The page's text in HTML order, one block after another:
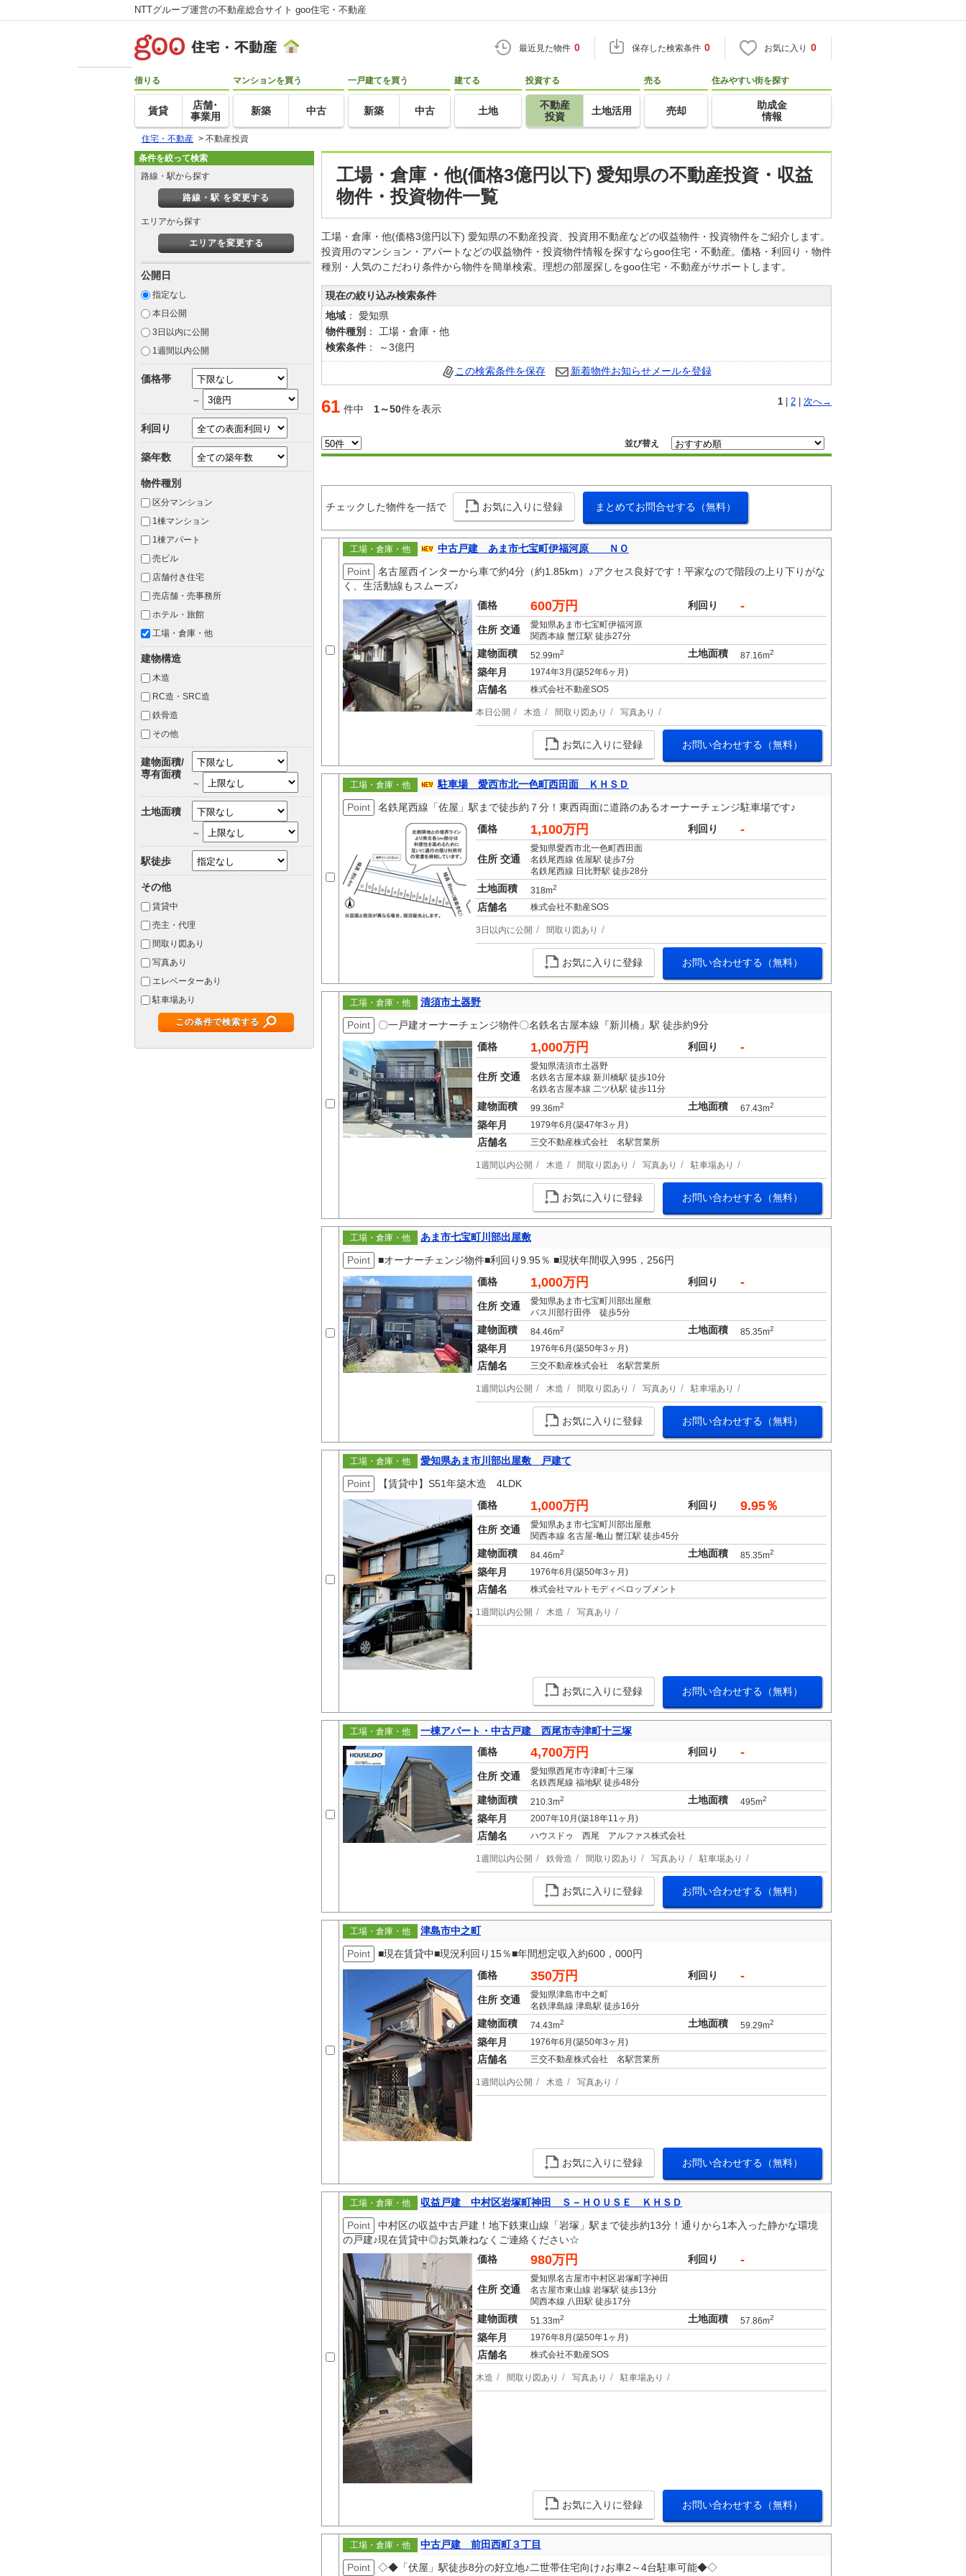
NTTグループ運営の不動産総合サイト goo住宅・不動産
最近見た物件 0 保存した検索条件 0 お気に入り 0
借りる
賃貸
店舗･
事業用
マンションを買う
新築 中古
一戸建てを買う
新築 中古
建てる
土地
投資する
不動産
投資
土地活用
売る
売却
住みやすい街を探す
助成金
情報
住宅・不動産 > 不動産投資
工場・倉庫・他(価格3億円以下) 愛知県の不動産投資・収益
物件・投資物件一覧
工場・倉庫・他(価格3億円以下) 愛知県の不動産投資、投資用不動産などの収益物件・投資物件をご紹介します。
投資用のマンション・アパートなどの収益物件・投資物件情報を探すならgoo住宅・不動産。価格・利回り・物件
種別・人気のこだわり条件から物件を簡単検索。理想の部屋探しをgoo住宅・不動産がサポートします。
現在の絞り込み検索条件
地域 ： 愛知県
物件種別 ： 工場・倉庫・他
検索条件 ： ～3億円
この検索条件を保存 新着物件お知らせメールを登録
61 件中 1～50件を表示
1 2 次へ→
並び替え
チェックした物件を一括で お気に入りに登録 まとめてお問合せする（無料）
工場・倉庫・他
中古戸建 あま市七宝町伊福河原 ＮＯ
Point
名古屋西インターから車で約4分（約1.85km）♪アクセス良好です！平家なので階段の上り下りがな
く、生活動線もスムーズ♪
価格
600万円 利回り -
住所 交通
愛知県あま市七宝町伊福河原
関西本線 蟹江駅 徒歩27分
建物面積 52.99m2 土地面積 87.16m2
築年月 1974年3月(築52年6ヶ月)
店舗名 株式会社不動産SOS
本日公開 木造 間取り図あり 写真あり
お気に入りに登録 お問い合わせする（無料）
工場・倉庫・他
駐車場 愛西市北一色町西田面 ＫＨＳＤ
Point
名鉄尾西線「佐屋」駅まで徒歩約７分！東西両面に道路のあるオーナーチェンジ駐車場です♪
価格
1,100万円 利回り -
住所 交通
愛知県愛西市北一色町西田面
名鉄尾西線 佐屋駅 徒歩7分
名鉄尾西線 日比野駅 徒歩28分
土地面積 318m2
店舗名 株式会社不動産SOS
3日以内に公開 間取り図あり
お気に入りに登録 お問い合わせする（無料）
工場・倉庫・他
清須市土器野
Point
〇一戸建オーナーチェンジ物件〇名鉄名古屋本線『新川橋』駅 徒歩約9分
価格
1,000万円 利回り -
住所 交通
愛知県清須市土器野
名鉄名古屋本線 新川橋駅 徒歩10分
名鉄名古屋本線 二ツ杁駅 徒歩11分
建物面積 99.36m2 土地面積 67.43m2
築年月 1979年6月(築47年3ヶ月)
店舗名 三交不動産株式会社 名駅営業所
1週間以内公開 木造 間取り図あり 写真あり 駐車場あり
お気に入りに登録 お問い合わせする（無料）
工場・倉庫・他
あま市七宝町川部出屋敷
Point
■オーナーチェンジ物件■利回り9.95％ ■現状年間収入995，256円
価格
1,000万円 利回り -
住所 交通
愛知県あま市七宝町川部出屋敷
バス川部行田停 徒歩5分
建物面積 84.46m2 土地面積 85.35m2
築年月 1976年6月(築50年3ヶ月)
店舗名 三交不動産株式会社 名駅営業所
1週間以内公開 木造 間取り図あり 写真あり 駐車場あり
お気に入りに登録 お問い合わせする（無料）
工場・倉庫・他
愛知県あま市川部出屋敷 戸建て
Point
【賃貸中】S51年築木造 4LDK
価格
1,000万円 利回り 9.95％
住所 交通
愛知県あま市七宝町川部出屋敷
関西本線 名古屋-亀山 蟹江駅 徒歩45分
建物面積 84.46m2 土地面積 85.35m2
築年月 1976年6月(築50年3ヶ月)
店舗名 株式会社マルトモディベロップメント
1週間以内公開 木造 写真あり
お気に入りに登録 お問い合わせする（無料）
工場・倉庫・他
一棟アパート・中古戸建 西尾市寺津町十三塚
価格
4,700万円 利回り -
住所 交通
愛知県西尾市寺津町十三塚
名鉄西尾線 福地駅 徒歩48分
建物面積 210.3m2 土地面積 495m2
築年月 2007年10月(築18年11ヶ月)
店舗名 ハウスドゥ 西尾 アルファス株式会社
1週間以内公開 鉄骨造 間取り図あり 写真あり 駐車場あり
お気に入りに登録 お問い合わせする（無料）
工場・倉庫・他
津島市中之町
Point
■現在賃貸中■現況利回り15％■年間想定収入約600，000円
価格
350万円 利回り -
住所 交通
愛知県津島市中之町
名鉄津島線 津島駅 徒歩16分
建物面積 74.43m2 土地面積 59.29m2
築年月 1976年6月(築50年3ヶ月)
店舗名 三交不動産株式会社 名駅営業所
1週間以内公開 木造 写真あり
お気に入りに登録 お問い合わせする（無料）
工場・倉庫・他
収益戸建 中村区岩塚町神田 Ｓ－ＨＯＵＳＥ ＫＨＳＤ
Point
中村区の収益中古戸建！地下鉄東山線「岩塚」駅まで徒歩約13分！通りから1本入った静かな環境
の戸建♪現在賃貸中◎お気兼ねなくご連絡ください☆
価格
980万円 利回り -
住所 交通
愛知県名古屋市中村区岩塚町字神田
名古屋市東山線 岩塚駅 徒歩13分
関西本線 八田駅 徒歩17分
建物面積 51.33m2 土地面積 57.86m2
築年月 1976年8月(築50年1ヶ月)
店舗名 株式会社不動産SOS
木造 間取り図あり 写真あり 駐車場あり
お気に入りに登録 お問い合わせする（無料）
工場・倉庫・他
中古戸建 前田西町３丁目
Point
◇◆「伏屋」駅徒歩8分の好立地♪二世帯住宅向け♪お車2～4台駐車可能◆◇
条件を絞って検索
路線・駅から探す
路線・駅 を変更する
エリアから探す
エリアを変更する
公開日
指定なし
本日公開
3日以内に公開
1週間以内公開
価格帯
～
利回り
築年数
物件種別
区分マンション
1棟マンション
1棟アパート
売ビル
店舗付き住宅
売店舗・売事務所
ホテル・旅館
工場・倉庫・他
建物構造
木造
RC造・SRC造
鉄骨造
その他
建物面積/
専有面積
～
土地面積
～
駅徒歩
その他
賃貸中
売主・代理
間取り図あり
写真あり
エレベーターあり
駐車場あり
この条件で検索する